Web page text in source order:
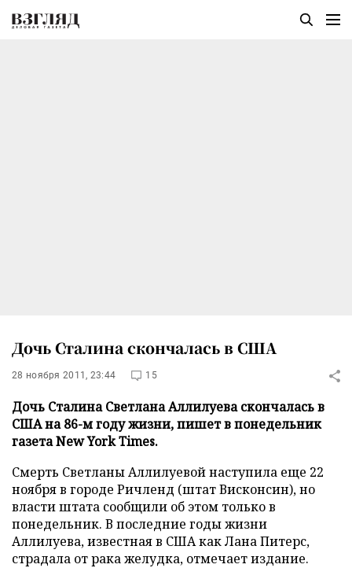
Дочь Сталина скончалась в США
28 ноября 2011, 23:44 15
Дочь Сталина Светлана Аллилуева скончалась в
США на 86-м году жизни, пишет в понедельник
газета New York Times.
Смерть Светланы Аллилуевой наступила еще 22
ноября в городе Ричленд (штат Висконсин), но
власти штата сообщили об этом только в
понедельник. В последние годы жизни
Аллилуева, известная в США как Лана Питерс,
страдала от рака желудка, отмечает издание.